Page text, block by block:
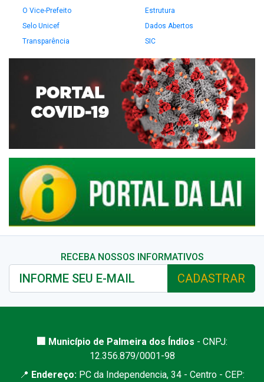
O Vice-Prefeito
Estrutura
Selo Unicef
Dados Abertos
Transparência
SIC
RECEBA NOSSOS INFORMATIVOS
CADASTRAR
🏢 Município de Palmeira dos Índios - CNPJ:
12.356.879/0001-98
📍 Endereço: PC da Independencia, 34 - Centro - CEP: